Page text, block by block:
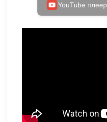
YouTube плеер